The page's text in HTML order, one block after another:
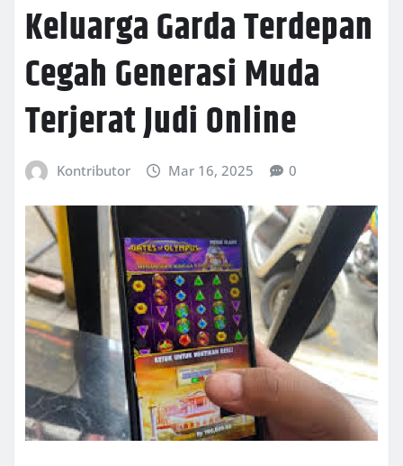
Keluarga Garda Terdepan
Cegah Generasi Muda
Terjerat Judi Online
Kontributor Mar 16, 2025 0